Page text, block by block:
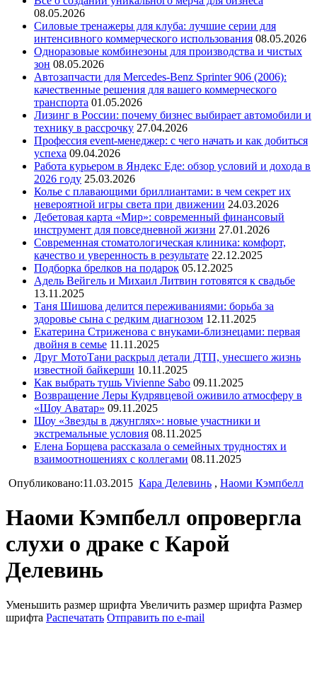
08.05.2026
Силовые тренажеры для клуба: лучшие серии для
интенсивного коммерческого использования 08.05.2026
Одноразовые комбинезоны для производства и чистых
зон 08.05.2026
Автозапчасти для Mercedes-Benz Sprinter 906 (2006):
качественные решения для вашего коммерческого
транспорта 01.05.2026
Лизинг в России: почему бизнес выбирает автомобили и
технику в рассрочку 27.04.2026
Профессия event-менеджер: с чего начать и как добиться
успеха 09.04.2026
Работа курьером в Яндекс Еде: обзор условий и дохода в
2026 году 25.03.2026
Колье с плавающими бриллиантами: в чем секрет их
невероятной игры света при движении 24.03.2026
Дебетовая карта «Мир»: современный финансовый
инструмент для повседневной жизни 27.01.2026
Современная стоматологическая клиника: комфорт,
качество и уверенность в результате 22.12.2025
Подборка брелков на подарок 05.12.2025
Адель Вейгель и Михаил Литвин готовятся к свадьбе
13.11.2025
Таня Шишова делится переживаниями: борьба за
здоровье сына с редким диагнозом 12.11.2025
Екатерина Стриженова с внуками-близнецами: первая
двойня в семье 11.11.2025
Друг МотоТани раскрыл детали ДТП, унесшего жизнь
известной байкерши 10.11.2025
Как выбрать тушь Vivienne Sabo 09.11.2025
Возвращение Леры Кудрявцевой оживило атмосферу в
«Шоу Аватар» 09.11.2025
Шоу «Звезды в джунглях»: новые участники и
экстремальные условия 08.11.2025
Елена Борщева рассказала о семейных трудностях и
взаимоотношениях с коллегами 08.11.2025
Опубликовано:11.03.2015 Кара Делевинь , Наоми Кэмпбелл
Наоми Кэмпбелл опровергла
слухи о драке с Карой
Делевинь
Уменьшить размер шрифта Увеличить размер шрифта Размер
шрифта Распечатать Отправить по e-mail